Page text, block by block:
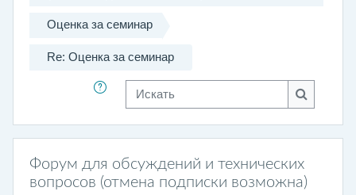
Оценка за семинар
Re: Оценка за семинар
Искать
Искать
Форум для обсуждений и технических
вопросов (отмена подписки возможна)